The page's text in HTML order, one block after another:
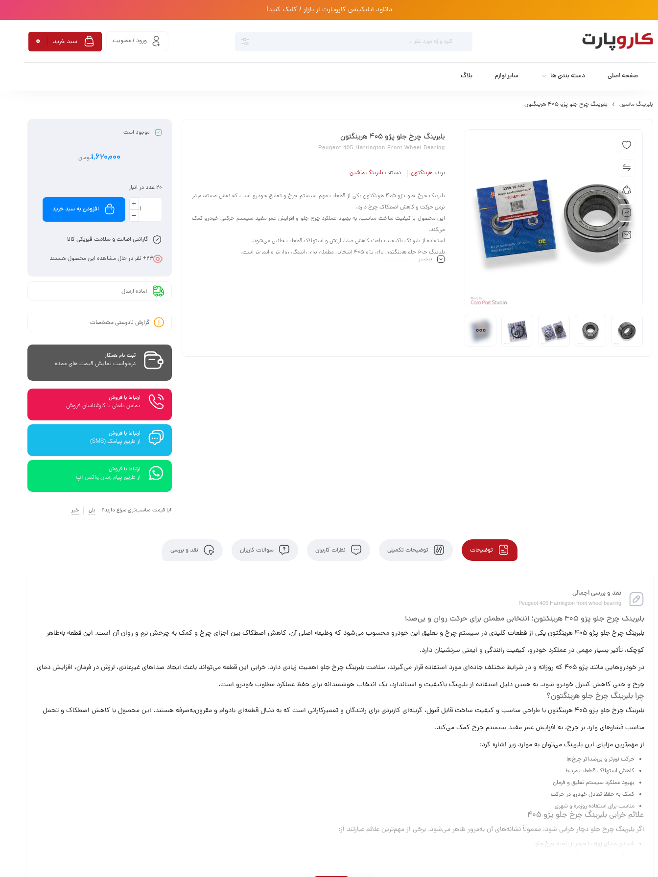
دانلود اپلیکیشن کاروپارت از بازار / کلیک کنید!
ورود / عضویت سبد خرید 0
صفحه اصلی دسته بندی ها سایر لوازم بلاگ
بلبرینگ ماشین بلبرینگ چرخ جلو پژو 405 هرینگتون
بلبرینگ چرخ جلو پژو 405 هرینگتون
Peugeot 405 Harrington Front Wheel Bearing
برند: هرینگتون دسته : بلبرینگ ماشین
بلبرینگ چرخ جلو پژو 405 هرینگتون یکی از قطعات مهم سیستم چرخ و تعلیق خودرو است که نقش مستقیم در
نرمی حرکت و کاهش اصطکاک چرخ دارد.
این محصول با کیفیت ساخت مناسب، به بهبود عملکرد چرخ جلو و افزایش عمر مفید سیستم حرکتی خودرو کمک
می‌کند.
استفاده از بلبرینگ باکیفیت باعث کاهش صدا، لرزش و استهلاک قطعات جانبی می‌شود.
بلبرینگ چرخ جلو هرینگتون برای پژو 405 انتخابی مطمئن برای رانندگی روان‌تر و ایمن‌تر است.
در صورت مشاهده صدا از چرخ یا لقی غیرعادی، تعویض این قطعه ضروری است.
بیشـتر
موجود است
1,620,000تومان
20 عدد در انبار
افزودن به سبد خرید
گارانتی اصالت و سلامت فیزیکی کالا
24+ نفر در حال مشاهده این محصول هستند
آماده ارسال
گزارش نادرستی مشخصات
ثبت نام همکار
درخواست نمایش قیمت های عمده
ارتباط با فروش
تماس تلفنی با کارشناسان فروش
ارتباط با فروش
از طریق پیامک (SMS)
ارتباط با فروش
از طریق پیام رسان واتس آپ
آیا قیمت مناسب‌تری سراغ دارید؟ بلی خیر
توضیحات توضیحات تکمیلی نظرات کاربران سوالات کاربران نقد و بررسی
نقد و بررسی اجمالی
Peugeot 405 Harrington front wheel bearing
بلبرینگ چرخ جلو پژو 405 هرینگتون؛ انتخابی مطمئن برای حرکت روان و بی‌صدا
بلبرینگ چرخ جلو پژو 405 هرینگتون یکی از قطعات کلیدی در سیستم چرخ و تعلیق این خودرو محسوب می‌شود که وظیفه اصلی آن، کاهش اصطکاک بین اجزای چرخ و کمک به چرخش نرم و روان آن است. این قطعه به‌ظاهر
کوچک، تأثیر بسیار مهمی در عملکرد خودرو، کیفیت رانندگی و ایمنی سرنشینان دارد.
در خودروهایی مانند پژو 405 که روزانه و در شرایط مختلف جاده‌ای مورد استفاده قرار می‌گیرند، سلامت بلبرینگ چرخ جلو اهمیت زیادی دارد. خرابی این قطعه می‌تواند باعث ایجاد صداهای غیرعادی، لرزش در فرمان، افزایش دمای
چرخ و حتی کاهش کنترل خودرو شود. به همین دلیل استفاده از بلبرینگ باکیفیت و استاندارد، یک انتخاب هوشمندانه برای حفظ عملکرد مطلوب خودرو است.
چرا بلبرینگ چرخ جلو هرینگتون؟
بلبرینگ چرخ جلو پژو 405 هرینگتون با طراحی مناسب و کیفیت ساخت قابل قبول، گزینه‌ای کاربردی برای رانندگان و تعمیرکارانی است که به دنبال قطعه‌ای بادوام و مقرون‌به‌صرفه هستند. این محصول با کاهش اصطکاک و تحمل
مناسب فشارهای وارد بر چرخ، به افزایش عمر مفید سیستم چرخ کمک می‌کند.
از مهم‌ترین مزایای این بلبرینگ می‌توان به موارد زیر اشاره کرد:
حرکت نرم‌تر و بی‌صداتر چرخ‌ها
کاهش استهلاک قطعات مرتبط
بهبود عملکرد سیستم تعلیق و فرمان
کمک به حفظ تعادل خودرو در حرکت
مناسب برای استفاده روزمره و شهری
علائم خرابی بلبرینگ چرخ جلو پژو 405
اگر بلبرینگ چرخ جلو دچار خرابی شود، معمولاً نشانه‌های آن به‌مرور ظاهر می‌شود. برخی از مهم‌ترین علائم عبارتند از:
شنیدن صدای زوزه یا خرخر از ناحیه چرخ جلو